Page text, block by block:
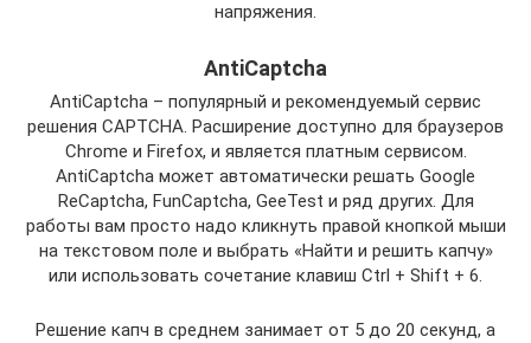
напряжения.
AntiCaptcha
AntiCaptcha – популярный и рекомендуемый сервис
решения CAPTCHA. Расширение доступно для браузеров
Chrome и Firefox, и является платным сервисом.
AntiCaptcha может автоматически решать Google
ReCaptcha, FunCaptcha, GeeTest и ряд других. Для
работы вам просто надо кликнуть правой кнопкой мыши
на текстовом поле и выбрать «Найти и решить капчу»
или использовать сочетание клавиш Ctrl + Shift + 6.
Решение капч в среднем занимает от 5 до 20 секунд, а